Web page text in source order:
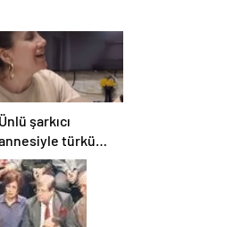
Ünlü şarkıcı
türkü
anları
Sosyal
yıkıldı…